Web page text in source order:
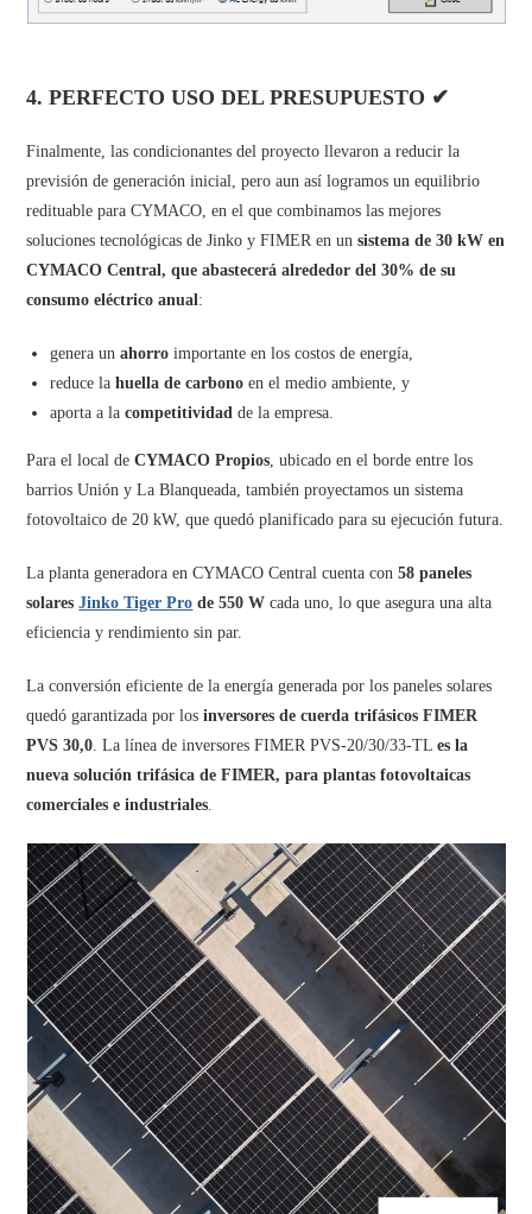
4. PERFECTO USO DEL PRESUPUESTO ✔
Finalmente, las condicionantes del proyecto llevaron a reducir la
previsión de generación inicial, pero aun así logramos un equilibrio
redituable para CYMACO, en el que combinamos las mejores
soluciones tecnológicas de Jinko y FIMER en unsistema de 30 kW en
CYMACO Central, que abastecerá alrededor del 30% de su
consumo eléctrico anual :
genera unahorroimportante en los costos de energía,
reduce lahuella de carbono en el medio ambiente, y
aporta a lacompetitividadde la empresa.
Para el local deCYMACO Propios , ubicado en el borde entre los
barrios Unión y La Blanqueada, también proyectamos un sistema
fotovoltaico de 20 kW, que quedó planificado para su ejecución futura.
La planta generadora en CYMACO Central cuenta con58 paneles
solaresJinko Tiger Pro de 550 W cada uno, lo que asegura una alta
eficiencia y rendimiento sin par.
La conversión eficiente de la energía generada por los paneles solares
quedó garantizada por losinversores de cuerda trifásicos FIMER
PVS 30,0 . La línea de inversores FIMER PVS-20/30/33-TLes la
nueva solución trifásica de FIMER, para plantas fotovoltaicas
comerciales e industriales